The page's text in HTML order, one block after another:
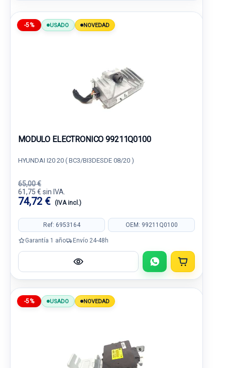
-5% USADO NOVEDAD
MODULO ELECTRONICO 99211Q0100
HYUNDAI I20 20 ( BC3/BI3DESDE 08/20 )
65,00 €
61,75 € sin IVA.
74,72 € (IVA incl.)
Ref: 6953164 OEM: 99211Q0100
Garantía 1 año Envío 24-48h
-5% USADO NOVEDAD